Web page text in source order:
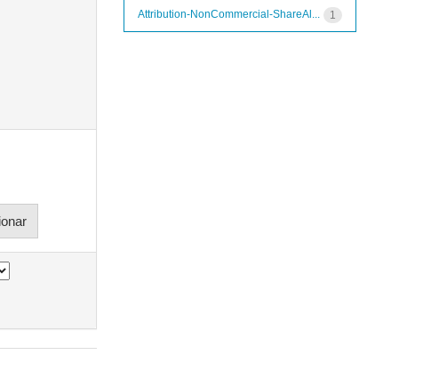
1
Attribution-NonCommercial-ShareAl...